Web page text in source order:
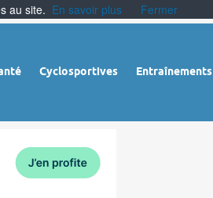
Cyclosportives Entraînements
au site. En savoir plus Fermer